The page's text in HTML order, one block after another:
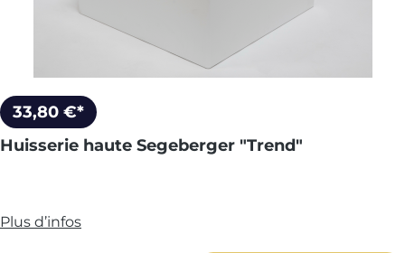
33,80 €*
Huisserie haute Segeberger "Trend"
Plus d’infos